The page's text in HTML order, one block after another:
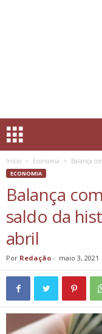
Início Economia Balança
ECONOMIA
Balança
saldo da
abril
Por Redação - maio 3, 2021